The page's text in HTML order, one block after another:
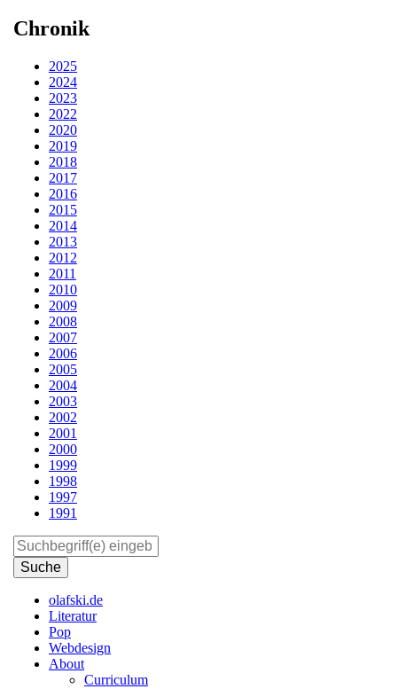
Chronik
2025
2024
2023
2022
2020
2019
2018
2017
2016
2015
2014
2013
2012
2011
2010
2009
2008
2007
2006
2005
2004
2003
2002
2001
2000
1999
1998
1997
1991
Suchen
olafski.de
Literatur
Pop
Webdesign
About
Curriculum